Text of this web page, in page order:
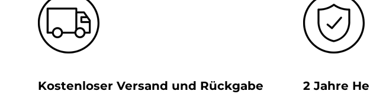
Kostenloser Versand und Rückgabe 2 Jahre